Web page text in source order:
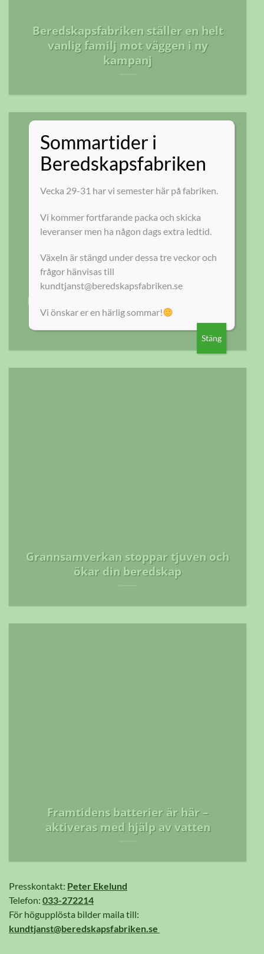
Beredskapsfabriken ställer en helt
vanlig familj mot väggen i ny
kampanj
Kom Hans tillräckligt nära för att du
ska våga tänka på krisberedskap?
Grannsamverkan stoppar tjuven och
ökar din beredskap
Framtidens batterier är här –
aktiveras med hjälp av vatten
Presskontakt: Peter Ekelund
Telefon: 033-272214
För högupplösta bilder maila till:
kundtjanst@beredskapsfabriken.se
Sommartider i
Beredskapsfabriken
Vecka 29-31 har vi semester här på fabriken.
Vi kommer fortfarande packa och skicka
leveranser men ha någon dags extra ledtid.
Växeln är stängd under dessa tre veckor och
frågor hänvisas till
kundtjanst@beredskapsfabriken.se
Vi önskar er en härlig sommar!
Stäng